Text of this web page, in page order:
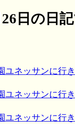
日の日
ユネッサンに行
ユネッサンに行
ユネッサンに行